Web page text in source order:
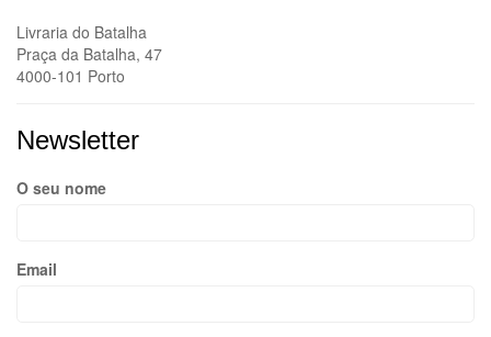
Livraria do Batalha
Praça da Batalha, 47
4000-101 Porto
Newsletter
O seu nome
Email